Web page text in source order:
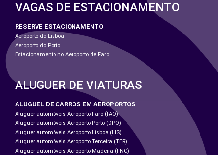
VAGAS DE ESTACIONAMENTO
RESERVE ESTACIONAMENTO
Aeroporto do Lisboa
Aeroporto do Porto
Estacionamento no Aeroporto de Faro
ALUGUER DE VIATURAS
ALUGUEL DE CARROS EM AEROPORTOS
Aluguer automóveis Aeroporto Faro (FAO)
Aluguer automóveis Aeroporto Porto (OPO)
Aluguer automóveis Aeroporto Lisboa (LIS)
Aluguer automóveis Aeroporto Terceira (TER)
Aluguer automóveis Aeroporto Madeira (FNC)